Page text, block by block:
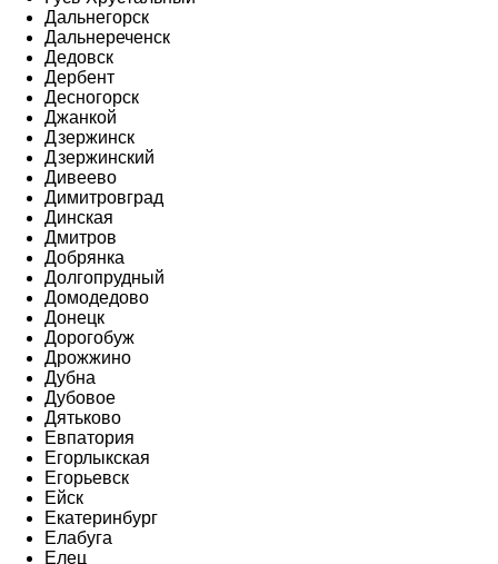
Дальнегорск
Дальнереченск
Дедовск
Дербент
Десногорск
Джанкой
Дзержинск
Дзержинский
Дивеево
Димитровград
Динская
Дмитров
Добрянка
Долгопрудный
Домодедово
Донецк
Дорогобуж
Дрожжино
Дубна
Дубовое
Дятьково
Евпатория
Егорлыкская
Егорьевск
Ейск
Екатеринбург
Елабуга
Елец